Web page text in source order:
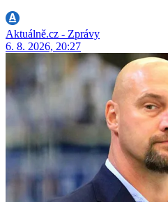
Aktuálně.cz - Zprávy
6. 8. 2026, 20:27